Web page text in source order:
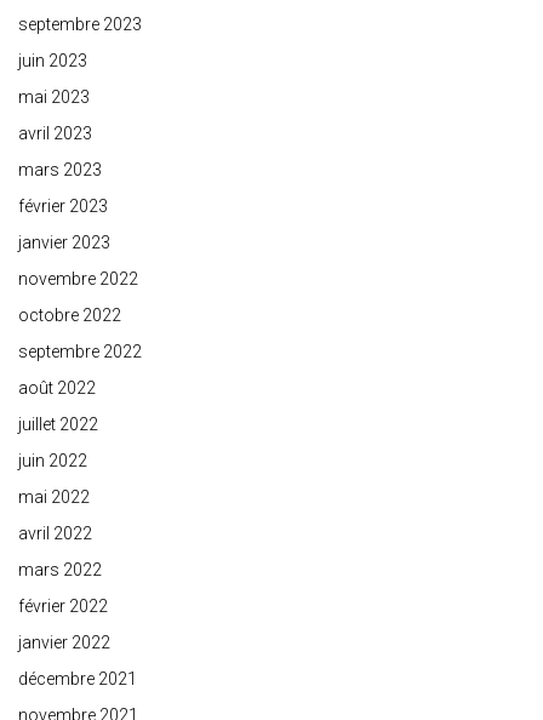
septembre 2023
juin 2023
mai 2023
avril 2023
mars 2023
février 2023
janvier 2023
novembre 2022
octobre 2022
septembre 2022
août 2022
juillet 2022
juin 2022
mai 2022
avril 2022
mars 2022
février 2022
janvier 2022
décembre 2021
novembre 2021